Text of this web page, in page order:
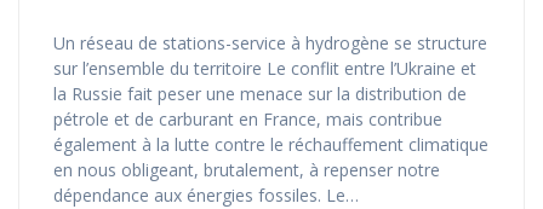
Un réseau de stations-service à hydrogène se structure
sur l’ensemble du territoire Le conflit entre l’Ukraine et
la Russie fait peser une menace sur la distribution de
pétrole et de carburant en France, mais contribue
également à la lutte contre le réchauffement climatique
en nous obligeant, brutalement, à repenser notre
dépendance aux énergies fossiles. Le…